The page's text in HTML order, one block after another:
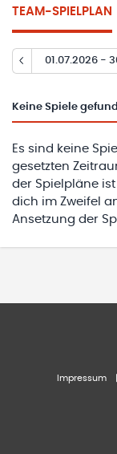
TEAM-SPIELPLAN
01.07.2026 -
Keine Spiele
Es sind keine
gesetzten
der Spielpläne
dich im Zweifel
Ansetzung der
Impressum